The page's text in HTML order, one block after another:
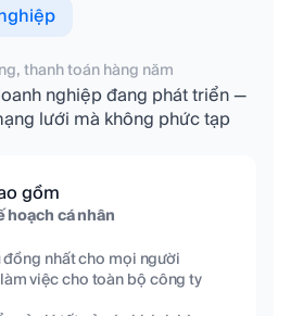
thanh toán hàng năm
nghiệp đang phát triển —
lưới mà không phức tạp
gồm
hoạch cá nhân
nhất cho mọi người
việc cho toàn bộ công ty